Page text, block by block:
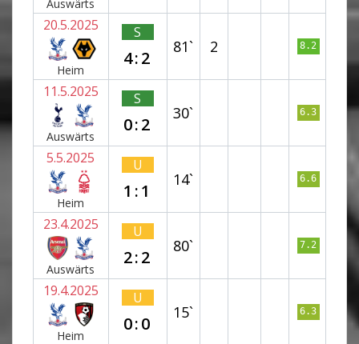
Auswärts
20.5.2025
Heim
S
4:2
81` 2 8.2
11.5.2025
Auswärts
S
0:2
30` 6.3
5.5.2025
Heim
U
1:1
14` 6.6
23.4.2025
Auswärts
U
2:2
80` 7.2
19.4.2025
Heim
U
0:0
15` 6.3